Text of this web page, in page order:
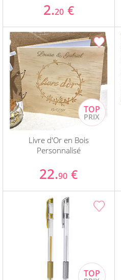
2.20 €
Livre d'Or en Bois
Personnalisé
22.90 €